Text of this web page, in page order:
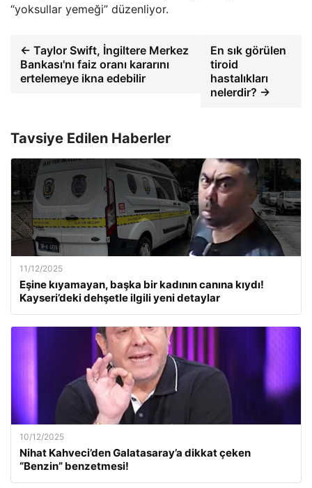
“yoksullar yemeği” düzenliyor.
← Taylor Swift, İngiltere Merkez
Bankası'nı faiz oranı kararını
ertelemeye ikna edebilir
En sık görülen
tiroid
hastalıkları
nelerdir? →
Tavsiye Edilen Haberler
11/12/2025
Eşine kıyamayan, başka bir kadının canına kıydı!
Kayseri’deki dehşetle ilgili yeni detaylar
10/12/2025
Nihat Kahveci’den Galatasaray’a dikkat çeken
“Benzin” benzetmesi!